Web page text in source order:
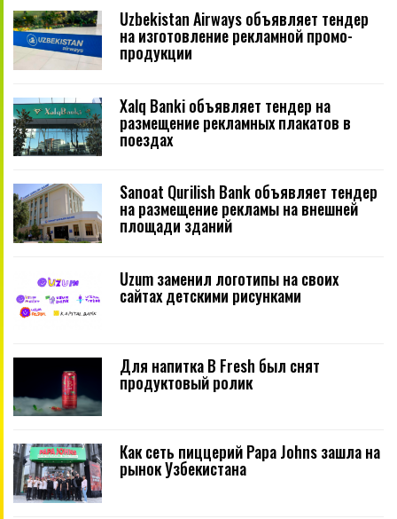
Uzbekistan Airways объявляет тендер
на изготовление рекламной промо-
продукции
Xalq Banki объявляет тендер на
размещение рекламных плакатов в
поездах
Sanoat Qurilish Bank объявляет тендер
на размещение рекламы на внешней
площади зданий
Uzum заменил логотипы на своих
сайтах детскими рисунками
Для напитка B Fresh был снят
продуктовый ролик
Как сеть пиццерий Papa Johns зашла на
рынок Узбекистана